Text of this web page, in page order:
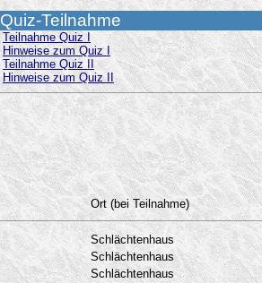
Quiz-Teilnahme
Teilnahme Quiz I
Hinweise zum Quiz I
Teilnahme Quiz II
Hinweise zum Quiz II
Ort (bei Teilnahme)
Schlächtenhaus
Schlächtenhaus
Schlächtenhaus